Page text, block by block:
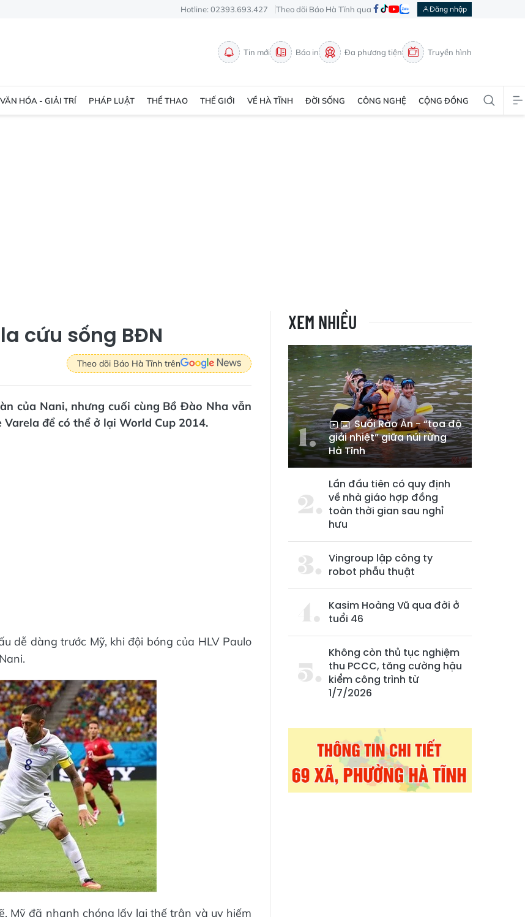
Hotline: 02393.693.427 Theo dõi Báo Hà Tĩnh qua Đăng nhập
Tin mới Báo in Đa phương tiện Truyền hình
VĂN HÓA - GIẢI TRÍ PHÁP LUẬT THỂ THAO THẾ GIỚI VỀ HÀ TĨNH ĐỜI SỐNG CÔNG NGHỆ CỘNG ĐỒNG
cứu sống BĐN
Theo dõi Báo Hà Tĩnh trên
của Nani, nhưng cuối cùng Bồ Đào Nha vẫn
để có thể ở lại World Cup 2014.
dễ dàng trước Mỹ, khi đội bóng của HLV Paulo
Mỹ đã nhanh chóng lấy lại thế trận và uy hiếm
XEM NHIỀU
Suối Rào Àn - “tọa độ
giải nhiệt” giữa núi rừng
Hà Tĩnh
Lần đầu tiên có quy định
về nhà giáo hợp đồng
toàn thời gian sau nghỉ
hưu
Vingroup lập công ty
robot phẫu thuật
Kasim Hoàng Vũ qua đời ở
tuổi 46
Không còn thủ tục nghiệm
thu PCCC, tăng cường hậu
kiểm công trình từ
1/7/2026